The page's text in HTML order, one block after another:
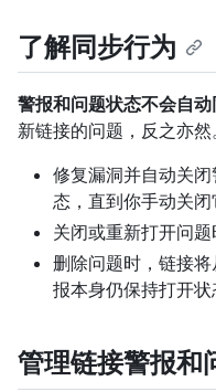
了解同步行为
警报和问题状态不会自动
新链接的问题，反之亦然
修复漏洞并自动关
态，直到你手动关闭
关闭或重新打开问题
删除问题时，链接
报本身仍保持打开状
管理链接警报和